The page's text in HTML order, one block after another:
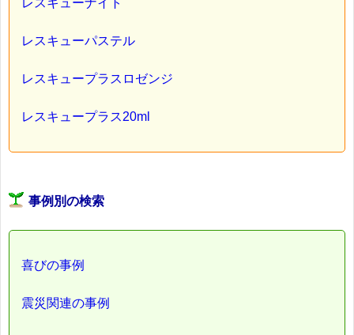
レスキューパステル
レスキュープラスロゼンジ
レスキュープラス20ml
事例別の検索
喜びの事例
震災関連の事例